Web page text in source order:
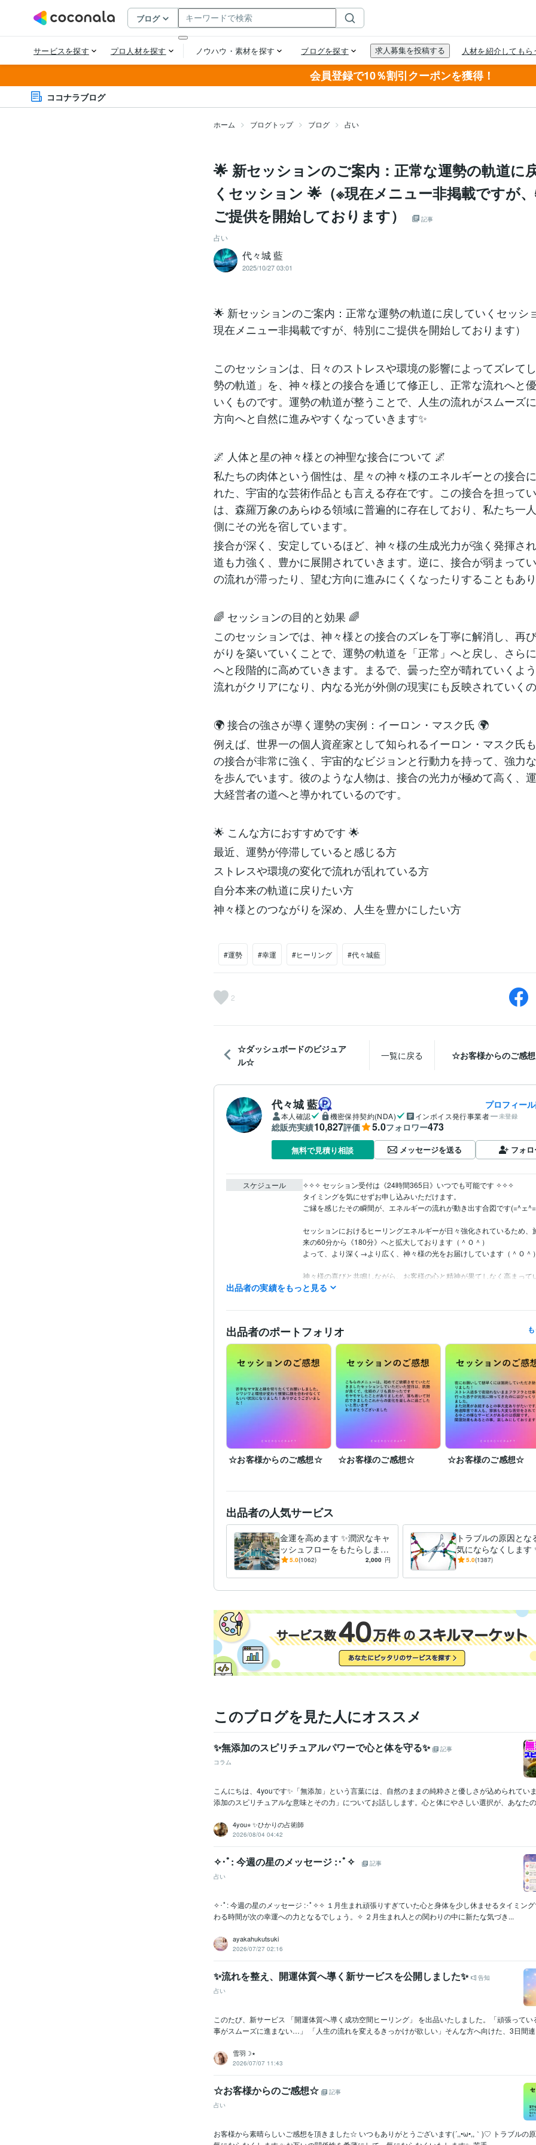
会員登録で10％割引クーポンを獲得！
ココナラブログ
ホーム ブログトップ ブログ 占い
🌟 新セッションのご案内：正常な運勢の軌道に
くセッション 🌟（※現在メニュー非掲載ですが
ご提供を開始しております）
記事
占い
代々城 藍
2025/10/27 03:01
🌟 新セッションのご案内：正常な運勢の軌道に戻していくセッシ
現在メニュー非掲載ですが、特別にご提供を開始しております）
このセッションは、日々のストレスや環境の影響によってズレて
勢の軌道」を、神々様との接合を通じて修正し、正常な流れへと
いくものです。運勢の軌道が整うことで、人生の流れがスムーズ
方向へと自然に進みやすくなっていきます✨
🌌 人体と星の神々様との神聖な接合について 🌌
私たちの肉体という個性は、星々の神々様のエネルギーとの接合
れた、宇宙的な芸術作品とも言える存在です。この接合を担って
は、森羅万象のあらゆる領域に普遍的に存在しており、私たち一
側にその光を宿しています。
接合が深く、安定しているほど、神々様の生成光力が強く発揮さ
道も力強く、豊かに展開されていきます。逆に、接合が弱まって
の流れが滞ったり、望む方向に進みにくくなったりすることもあ
🌈 セッションの目的と効果 🌈
このセッションでは、神々様との接合のズレを丁寧に解消し、再
がりを築いていくことで、運勢の軌道を「正常」へと戻し、さら
へと段階的に高めていきます。まるで、曇った空が晴れていくよ
流れがクリアになり、内なる光が外側の現実にも反映されていく
🌍 接合の強さが導く運勢の実例：イーロン・マスク氏 🌍
例えば、世界一の個人資産家として知られるイーロン・マスク氏
の接合が非常に強く、宇宙的なビジョンと行動力を持って、強力
を歩んでいます。彼のような人物は、接合の光力が極めて高く、
大経営者の道へと導かれているのです。
🌟 こんな方におすすめです 🌟
最近、運勢が停滞していると感じる方
ストレスや環境の変化で流れが乱れている方
自分本来の軌道に戻りたい方
神々様とのつながりを深め、人生を豊かにしたい方
#運勢 #幸運 #ヒーリング #代々城藍
2
☆ダッシュボードのビジュア
ル☆
一覧に戻る ☆お客様からのご感
代々城 藍 プロフィー
本人確認 機密保持契約(NDA) インボイス発行事業者 未登録
総販売実績10,827評価 5.0フォロワー473
無料で見積り相談 メッセージを送る フォ
スケジュール
✧✧✧ セッション受付は《24時間365日》いつでも可能です ✧✧✧
タイミングを気にせずお申し込みいただけます。
ご縁を感じたその瞬間が、エネルギーの流れが動き出す合図です(=^ェ
セッションにおけるヒーリングエネルギーが日々強化されているため、
来の60分から《180分》へと拡大しております（＾Ｏ＾）
よって、より深く→より広く、神々様の光をお届けしています（＾Ｏ＾
神々様の喜びと共鳴しながら、お客様の心と精神が果てしなく高まって
セッション》をご提供しています。
承っておりません。
開始のご連絡メールをお送りした時点から《180分間》がセッション時
✧ ご予約は承ってなく、気がついた段階で順次スケジュールを組ませて
す。
メニューに記載されていないセッションでも、ご希望やご相談内容に応
ご本人様だけでなく、ご家族・ご親戚・ご友人の代理申し込みも可能で
ライフスタイル・その他 / その他
職歴
受賞歴 日本医師会認定産業医 日本抗加齢医学会専門医 ココナラ☆販売実
達成☆
ココナラ☆販売実績『7000件』達成☆
ココナラ☆販売実績
成☆ ココナラ☆販売実績『9000件』達成☆
ビジネス・クリエイ
ティブツール
PowerPoint:18年
得意分野 占い ☆祈祷によるヒーリング☆ ☆霊的な若返り☆ ☆縁結び☆
☆
☆エーテルコードカット☆ ☆守護神様の強化☆
☆アンガーマネ
☆水子霊の供養◎先祖霊の供養☆
出品者の実績をもっと見る
出品者のポートフォリオ
☆お客様からのご感想☆ ☆お客様のご感想☆ ☆お客様のご感想☆
出品者の人気サービス
金運を高めます ✨潤沢なキャ
ッシュフローをもたらします
✨ 5.0(1062) 2,000 円
トラブルの原因とな
気にならなくします
の関係性を希薄にし
5.0(1387)
このブログを見た人にオススメ
✨無添加のスピリチュアルパワーで心と体を守る✨
記事
コラム
こんにちは、4youです✨「無添加」という言葉には、自然のままの純粋さと優しさが込められてい
添加のスピリチュアルな意味とその力」についてお話しします。心と体にやさしい選択が、あなた
4you⭐︎ ✨ひかりの占術師
2026/08/04 04:42
✧･ﾟ: 今週の星のメッセージ :･ﾟ✧
記事
占い
✧･ﾟ: 今週の星のメッセージ :･ﾟ✧✧ １月生まれ頑張りすぎていた心と身体を少し休ませるタイミン
わる時間が次の幸運への力となるでしょう。✧ ２月生まれ人との関わりの中に新たな気づき...
ayakahukutsuki
2026/07/27 02:16
✨流れを整え、開運体質へ導く新サービスを公開しました✨
告知
占い
このたび、新サービス 「開運体質へ導く成功空間ヒーリング」 を出品いたしました。「頑張って
事がスムーズに進まない…」 「人生の流れを変えるきっかけが欲しい」そんな方へ向けた、3日間
雪羽☽٭
2026/07/07 11:43
☆お客様からのご感想☆
記事
占い
お客様から素晴らしいご感想を頂きました☆ いつもありがとうございます(´,,•ω•,,｀)♡ トラブルの